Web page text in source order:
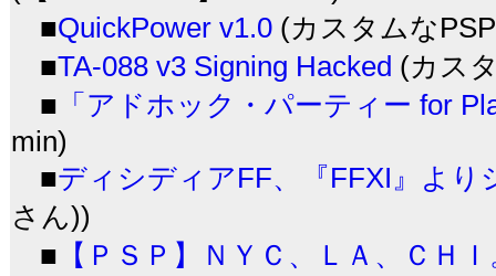
■QuickPower v1.0 (カスタムな
■TA-088 v3 Signing Hacked (カス
■ 「アドホック・パーティー for
min)
■ディシディアFF、『FFXI』よ
さん))
■ 【ＰＳＰ】ＮＹＣ、ＬＡ、ＣＨ